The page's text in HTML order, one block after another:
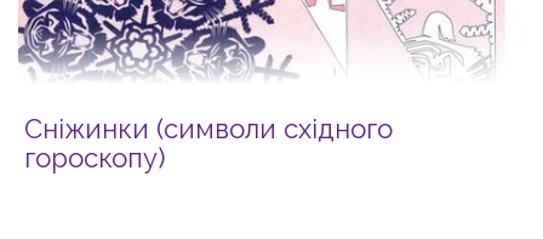
Сніжинки (символи східного
гороскопу)